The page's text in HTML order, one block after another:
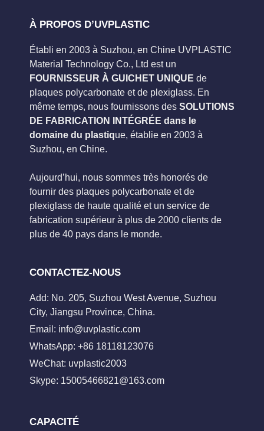
À PROPOS D’UVPLASTIC
Établi en 2003 à Suzhou, en Chine UVPLASTIC
Material Technology Co., Ltd est un
FOURNISSEUR À GUICHET UNIQUE de
plaques polycarbonate et de plexiglass. En
même temps, nous fournissons des SOLUTIONS
DE FABRICATION INTÉGRÉE dans le
domaine du plastique, établie en 2003 à
Suzhou, en Chine.
Aujourd’hui, nous sommes très honorés de
fournir des plaques polycarbonate et de
plexiglass de haute qualité et un service de
fabrication supérieur à plus de 2000 clients de
plus de 40 pays dans le monde.
CONTACTEZ-NOUS
Add: No. 205, Suzhou West Avenue, Suzhou
City, Jiangsu Province, China.
Email: info@uvplastic.com
WhatsApp: +86 18118123076
WeChat: uvplastic2003
Skype: 15005466821@163.com
CAPACITÉ